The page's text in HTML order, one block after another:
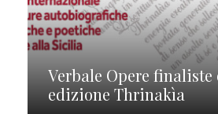
Verbale Opere finaliste
edizione Thrinakìa